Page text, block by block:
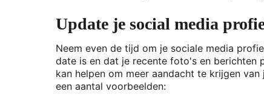
Update je social media
Neem even de tijd om je sociale media
date is en dat je recente foto's en berichten
kan helpen om meer aandacht te krijgen
een aantal voorbeelden: